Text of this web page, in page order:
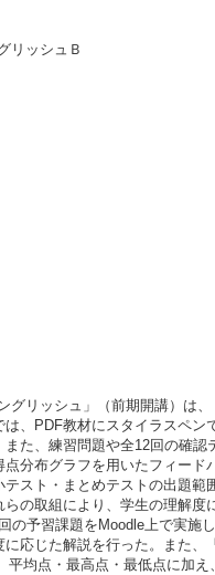
リッシュＢ
グリッシュ」（前期開講）は
、PDF教材にスタイラスペ
た、練習問題や全12回の確
分布グラフを用いたフィー
テスト・まとめテストの出題
の取組により、学生の理解
回の予習課題をMoodle上で実
応じた解説を行った。また
平均点・最高点・最低点に加